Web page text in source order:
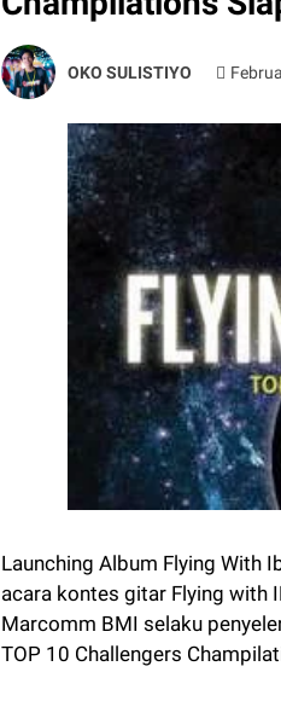
OKO SULISTIYO
Launching Album Flying With
acara kontes gitar Flying with
Marcomm BMI selaku
TOP 10 Challengers